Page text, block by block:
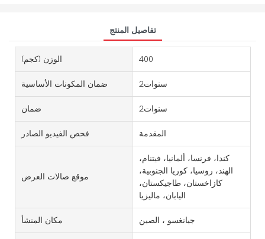
تفاصيل المنتج
الوزن (كجم) 400
ضمان المكونات الأساسية سنوات2
ضمان سنوات2
فحص الفيديو الصادر المقدمة
موقع صالات العرض
كندا، فرنسا، ألمانيا، فيتنام،
الهند، روسيا، كوريا الجنوبية،
كازاخستان، طاجيكستان،
اليابان، ماليزيا
مكان المنشأ جيانغسو ، الصين